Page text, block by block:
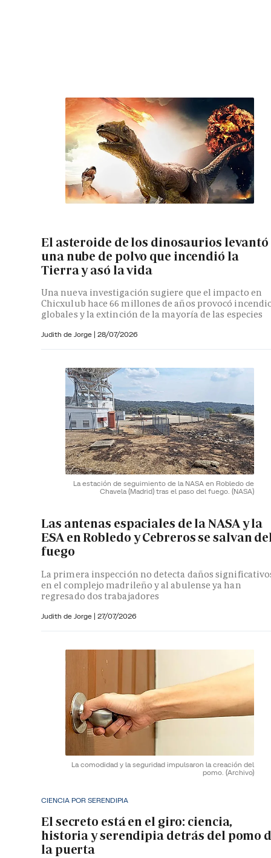
El asteroide de los dinosaurios levantó
una nube de polvo que incendió la
Tierra y asó la vida
Una nueva investigación sugiere que el impacto en
Chicxulub hace 66 millones de años provocó
globales y la extinción de la mayoría de las especies
Judith de Jorge | 28/07/2026
La estación de seguimiento de la NASA en Robledo de
Chavela (Madrid) tras el paso del fuego. (NASA)
Las antenas espaciales de la NASA y la
ESA en Robledo y Cebreros se salvan
fuego
La primera inspección no detecta daños
en el complejo madrileño y al abulense ya han
regresado dos trabajadores
Judith de Jorge | 27/07/2026
La comodidad y la seguridad impulsaron la creación del
pomo. (Archivo)
CIENCIA POR SERENDIPIA
El secreto está en el giro: ciencia,
historia y serendipia detrás del pomo
la puerta